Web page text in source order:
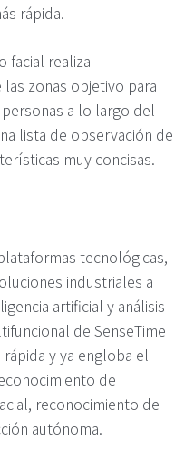
rápida.
facial realiza
zonas objetivo para
a lo largo del
lista de observación de
muy concisas.
tecnológicas,
industriales a
artificial y análisis
de SenseTime
y ya engloba el
de
reconocimiento de
autónoma.